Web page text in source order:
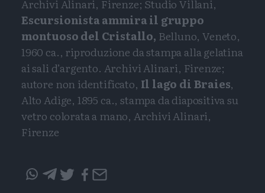
Archivi Alinari, Firenze; Studio Villani,
Escursionista ammira il gruppo
montuoso del Cristallo, Belluno, Veneto,
1960 ca., riproduzione da stampa alla gelatina
ai sali d’argento. Archivi Alinari, Firenze;
autore non identificato, Il lago di Braies,
Alto Adige, 1895 ca., stampa da diapositiva su
vetro colorata a mano, Archivi Alinari,
Firenze